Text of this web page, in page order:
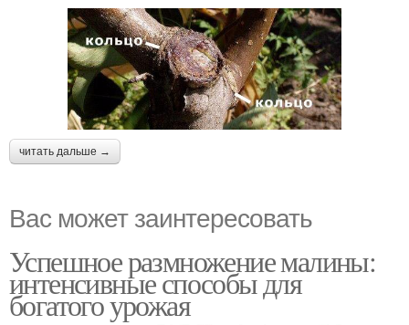
читать дальше →
Вас может заинтересовать
Успешное размножение малины:
интенсивные способы для
богатого урожая